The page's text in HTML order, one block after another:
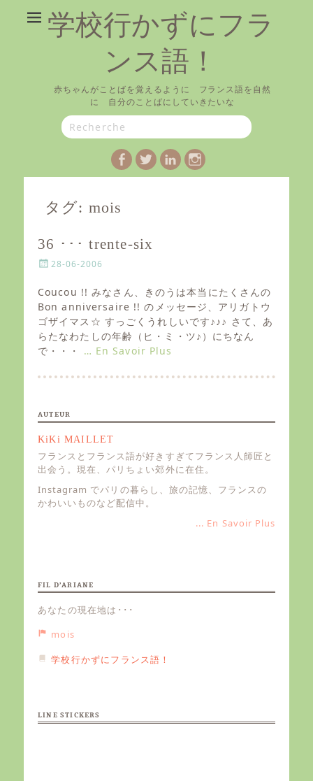
学校行かずにフラ
ンス語！
赤ちゃんがことばを覚えるように フランス語を自然
に 自分のことばにしていきたいな
Search
for:
Facebook
TwitterLinkedIn
Instagram
タグ: mois
36 ･･･ trente-six
P
s
t
e
d
o
n
28-06-2006
Coucou !! みなさん、きのうは本当にたくさんの
Bon anniversaire !! のメッセージ、アリガトウ
ゴザイマス☆ すっごくうれしいです♪♪♪ さて、あ
らたなわたしの年齢（ヒ・ミ・ツ♪）にちなん
で・・・ … En Savoir Plus
AUTEUR
KiKi MAILLET
フランスとフランス語が好きすぎてフランス人師匠と
出会う。現在、パリちょい郊外に在住。
Instagram でパリの暮らし、旅の記憶、フランスの
かわいいものなど配信中。
... En Savoir Plus
FIL D’ARIANE
あなたの現在地は･･･
mois
学校行かずにフランス語！
LINE STICKERS